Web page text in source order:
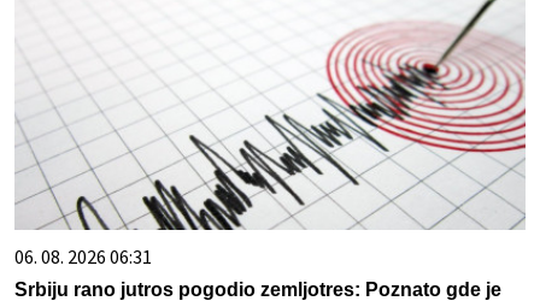
06. 08. 2026 06:31
Srbiju rano jutros pogodio zemljotres: Poznato gde je